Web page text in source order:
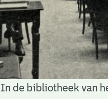
In de bibliotheek van